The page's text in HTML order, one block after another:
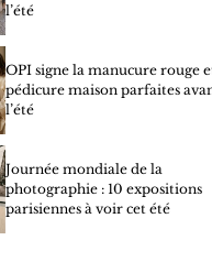
l’été
OPI signe la manucure rouge
pédicure maison parfaites
l’été
Journée mondiale de la
photographie : 10 expositions
parisiennes à voir cet été